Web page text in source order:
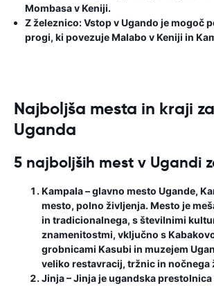
Mombasa v Keniji.
Z železnico: Vstop v Ugando je mogoč
progi, ki povezuje Malabo v Keniji in
Najboljša mesta in kraji
Uganda
5 najboljših mest v Ugandi
Kampala– glavno mesto Ugande,
mesto, polno življenja. Mesto je
in tradicionalnega, s številnimi
znamenitostmi, vključno s
grobnicami Kasubi in muzejem
veliko restavracij, tržnic in nočnega
Jinja– Jinja je ugandska